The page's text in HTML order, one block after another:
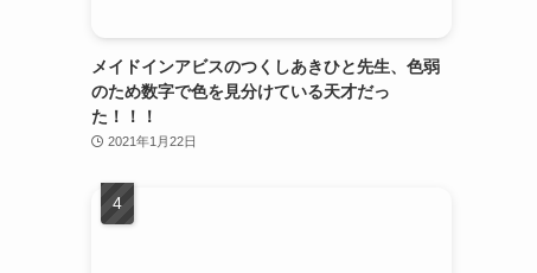
メイドインアビスのつくしあきひと先生、色弱
のため数字で色を見分けている天才だっ
た！！！
2021年1月22日